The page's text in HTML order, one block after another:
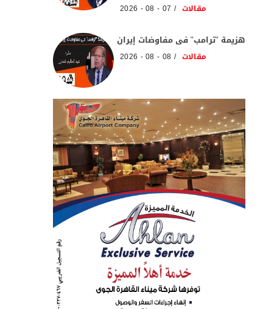
مقالات 07 - 08 - 2026
هزيمة "ترامب" فى مفاوضات إيران
مقالات 08 - 08 - 2026